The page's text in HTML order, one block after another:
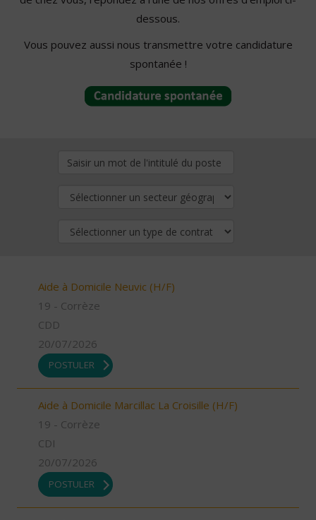
dessous.
Vous pouvez aussi nous transmettre votre candidature
spontanée !
Aide à Domicile Neuvic (H/F)
19 - Corrèze
CDD
20/07/2026
POSTULER
Aide à Domicile Marcillac La Croisille (H/F)
19 - Corrèze
CDI
20/07/2026
POSTULER